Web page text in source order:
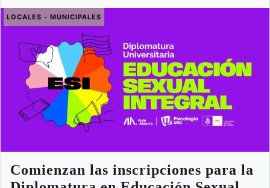
LOCALES - MUNICIPALES
Comienzan las inscripciones para la